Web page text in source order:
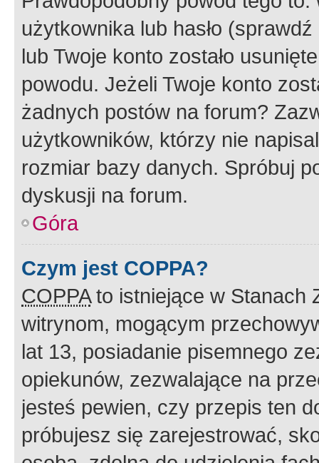
użytkownika lub hasło
lub Twoje konto zostało
powodu. Jeżeli Twoje konto
żadnych postów na forum?
użytkowników, którzy nie
rozmiar bazy danych. Spróbuj
dyskusji na forum.
Góra
Czym jest COPPA?
COPPAto istniejące w Stanach
witrynom, mogącym
lat 13, posiadanie pisemnego
opiekunów, zezwalające na
jesteś pewien, czy przepis ten
próbujesz się zarejestrować,